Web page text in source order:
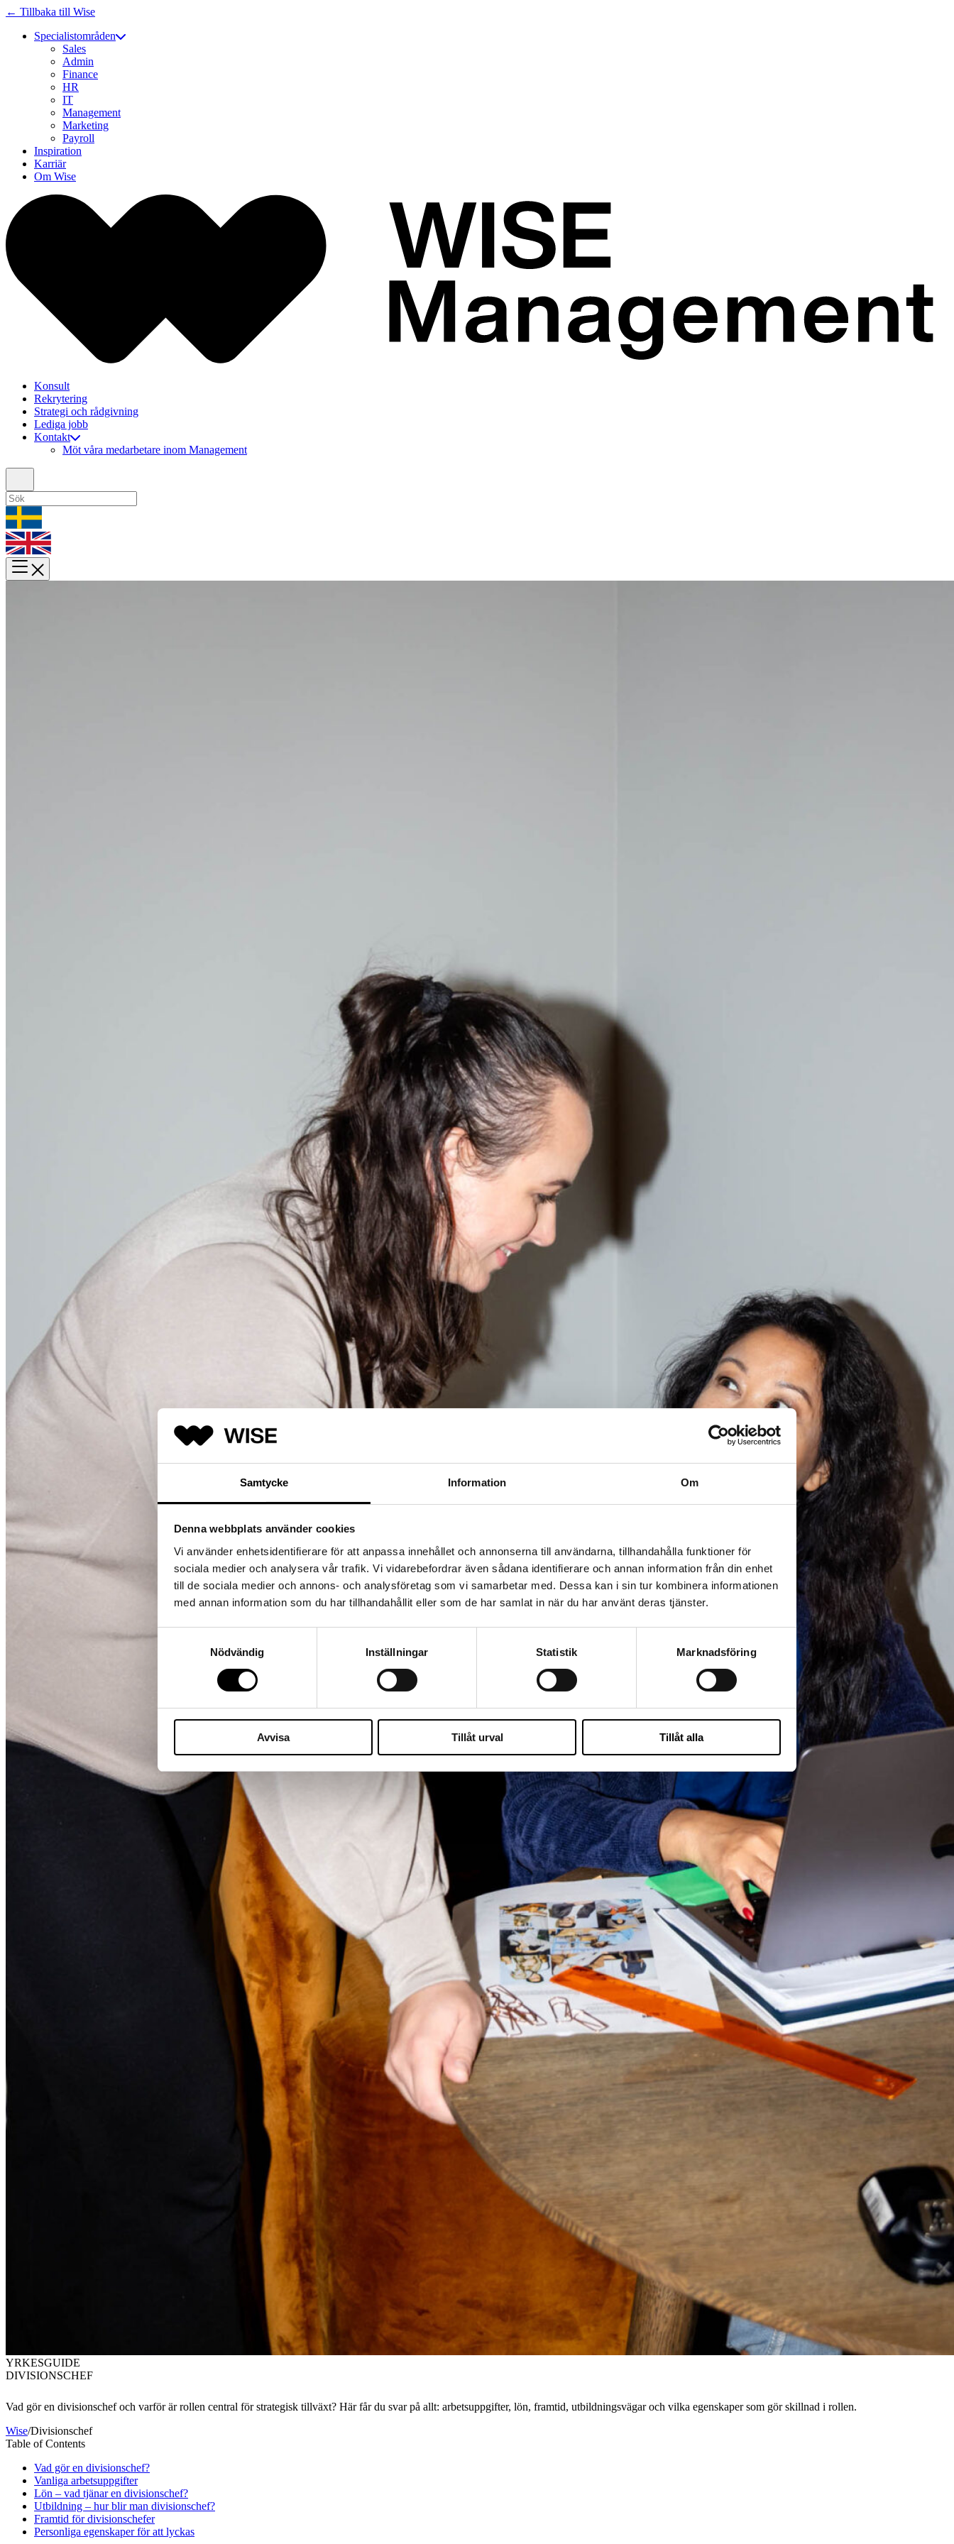
Samtycke Information Om
Denna webbplats använder cookies
Vi använder enhetsidentifierare för att anpassa innehållet och annonserna till användarna, tillhandahålla funktioner för
sociala medier och analysera vår trafik. Vi vidarebefordrar även sådana identifierare och annan information från din enhet
till de sociala medier och annons- och analysföretag som vi samarbetar med. Dessa kan i sin tur kombinera informationen
med annan information som du har tillhandahållit eller som de har samlat in när du har använt deras tjänster.
Nödvändig
Inställningar Statistik Marknadsföring
Avvisa Tillåt urval Tillåt alla
← Tillbaka till Wise
Specialistområden
Sales
Admin
Finance
HR
IT
Management
Marketing
Payroll
Inspiration
Karriär
Om Wise
Konsult
Rekrytering
Strategi och rådgivning
Lediga jobb
Kontakt
Möt våra medarbetare inom Management
YRKESGUIDE
DIVISIONSCHEF
Vad gör en divisionschef och varför är rollen central för strategisk tillväxt? Här får du svar på allt: arbetsuppgifter, lön, framtid, utbildningsvägar och vilka egenskaper som gör skillnad i rollen.
Wise/Divisionschef
Table of Contents
Vad gör en divisionschef?
Vanliga arbetsuppgifter
Lön – vad tjänar en divisionschef?
Utbildning – hur blir man divisionschef?
Framtid för divisionschefer
Personliga egenskaper för att lyckas